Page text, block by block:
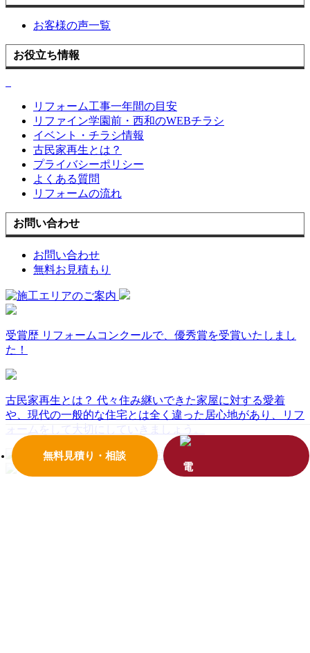
無料見積り・相談
お客様の声一覧
お役立ち情報
リフォーム工事一年間の目安
リファイン学園前・西和のWEBチラシ
イベント・チラシ情報
古民家再生とは？
プライバシーポリシー
よくある質問
リフォームの流れ
お問い合わせ
お問い合わせ
無料お見積もり
受賞歴 リフォームコンクールで、優秀賞を受賞いたしまし
た！
古民家再生とは？ 代々住み継いできた家屋に対する愛着
や、現代の一般的な住宅とは全く違った居心地があり、リフ
ォームをして大切にしていきましょう。